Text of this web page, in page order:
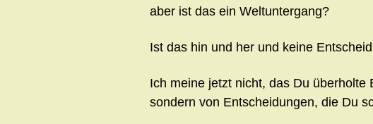
aber ist das ein Weltuntergang?
Ist das hin und her und keine
Ich meine jetzt nicht, das Du überholte
sondern von Entscheidungen, die Du